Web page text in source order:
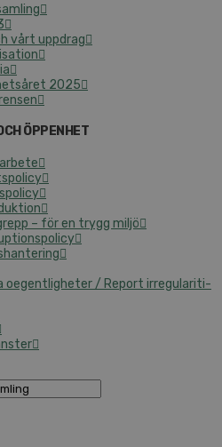
vårt uppdrag
2025
ÖPPENHET
– för en trygg miljö
oe­gent­lig­he­ter / Report ir­re­gu­la­ri­ti­